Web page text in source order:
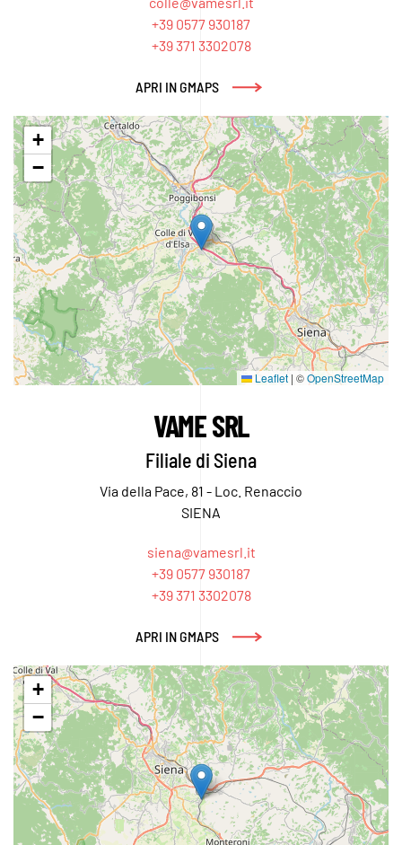
+39 0577 930187
+39 371 3302078
APRI IN GMAPS
+
−
Leaflet | ©OpenStreetMap
VAME SRL
Filiale di Siena
Via della Pace, 81 - Loc. Renaccio
SIENA
siena@vamesrl.it
+39 0577 930187
+39 371 3302078
APRI IN GMAPS
+
−